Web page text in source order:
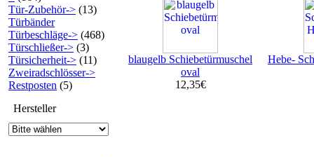
Tür-Zubehör-> (13)
Türbänder
Türbeschläge-> (468)
Türschließer-> (3)
Türsicherheit-> (11)
Zweiradschlösser->
Restposten (5)
Hersteller
blaugelb Schiebetürmuschel
oval
12,35€
Hebe-